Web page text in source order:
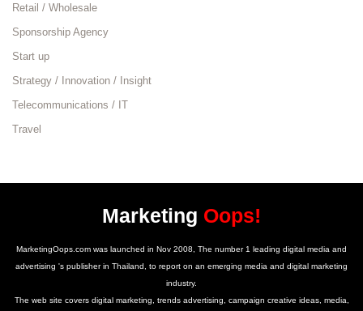
Retail / Wholesale
Sponsorship Agency
Start up
Strategy / Innovation / Insight
Telecommunications / IT
Travel
Marketing Oops!
MarketingOops.com was launched in Nov 2008, The number 1 leading digital media and
advertising 's publisher in Thailand, to report on an emerging media and digital marketing
industry.
The web site covers digital marketing, trends advertising, campaign creative ideas, media,